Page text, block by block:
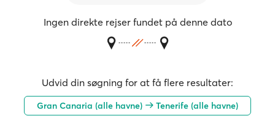
Ingen direkte rejser fundet på denne dato
Udvid din søgning for at få flere resultater:
Gran Canaria (alle havne) Tenerife (alle havne)